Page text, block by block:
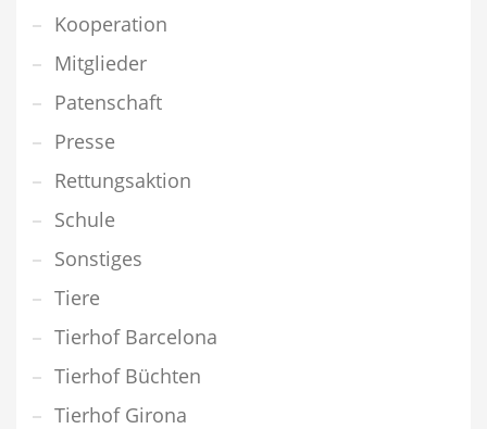
Kooperation
Mitglieder
Patenschaft
Presse
Rettungsaktion
Schule
Sonstiges
Tiere
Tierhof Barcelona
Tierhof Büchten
Tierhof Girona